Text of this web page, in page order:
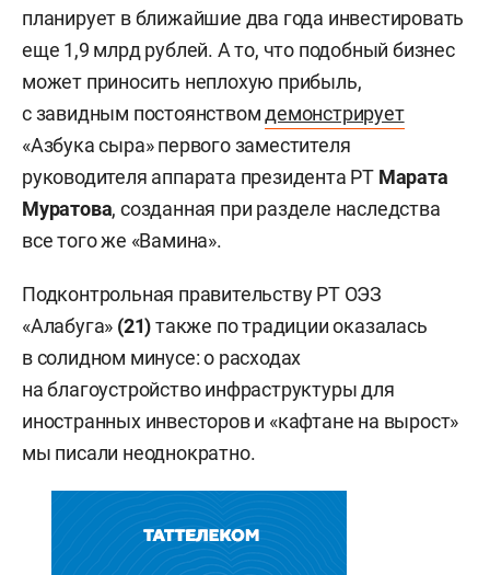
планирует в ближайшие два года инвестировать
еще 1,9 млрд рублей. А то, что подобный бизнес
может приносить неплохую прибыль,
с завидным постоянствомдемонстрирует
«Азбука сыра» первого заместителя
руководителя аппарата президента РТ Марата
Муратова, созданная при разделе наследства
все того же «Вамина».
Подконтрольная правительству РТ ОЭЗ
«Алабуга» (21)также по традиции оказалась
в солидном минусе: о расходах
на благоустройство инфраструктуры для
иностранных инвесторов и «кафтане на вырост»
мы писали неоднократно.